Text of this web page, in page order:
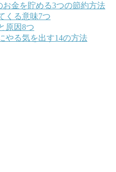
お金を貯める3つの節約方法
くる意味7つ
原因8つ
やる気を出す14の方法